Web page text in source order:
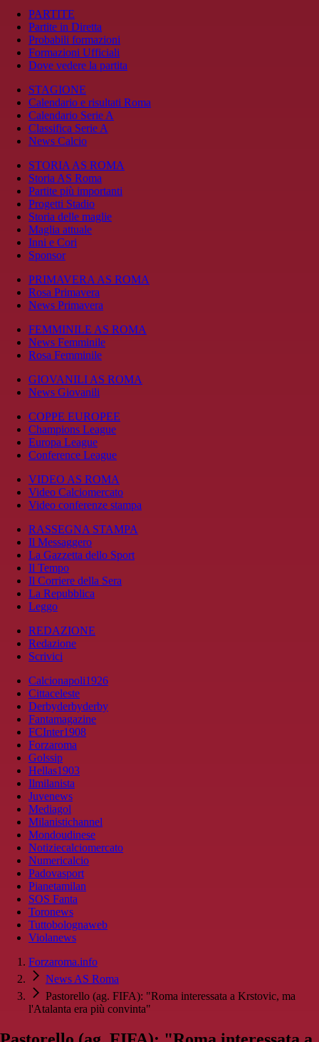
PARTITE
Partite in Diretta
Probabili formazioni
Formazioni Ufficiali
Dove vedere la partita
STAGIONE
Calendario e risultati Roma
Calendario Serie A
Classifica Serie A
News Calcio
STORIA AS ROMA
Storia AS Roma
Partite più importanti
Progetti Stadio
Storia delle maglie
Maglia attuale
Inni e Cori
Sponsor
PRIMAVERA AS ROMA
Rosa Primavera
News Primavera
FEMMINILE AS ROMA
News Femminile
Rosa Femminile
GIOVANILI AS ROMA
News Giovanili
COPPE EUROPEE
Champions League
Europa League
Conference League
VIDEO AS ROMA
Video Calciomercato
Video conferenze stampa
RASSEGNA STAMPA
Il Messaggero
La Gazzetta dello Sport
Il Tempo
Il Corriere della Sera
La Repubblica
Leggo
REDAZIONE
Redazione
Scrivici
Calcionapoli1926
Cittaceleste
Derbyderbyderby
Fantamagazine
FCInter1908
Forzaroma
Golssip
Hellas1903
Ilmilanista
Juvenews
Mediagol
Milanistichannel
Mondoudinese
Notiziecalciomercato
Numericalcio
Padovasport
Pianetamilan
SOS Fanta
Toronews
Tuttobolognaweb
Violanews
Forzaroma.info
News AS Roma
Pastorello (ag. FIFA): "Roma interessata a Krstovic, ma
l'Atalanta era più convinta"